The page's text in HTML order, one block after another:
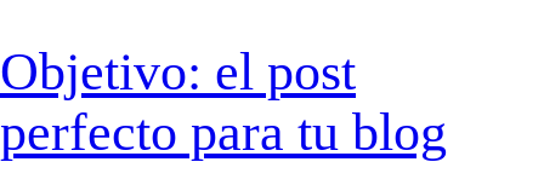
Objetivo: el post
perfecto para tu blog